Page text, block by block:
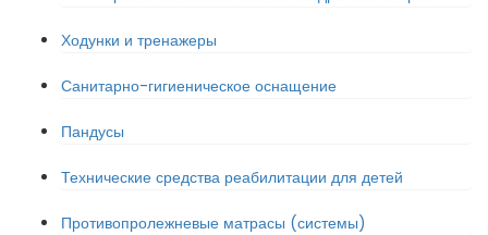
Ходунки и тренажеры
Санитарно-гигиеническое оснащение
Пандусы
Технические средства реабилитации для детей
Противопролежневые матрасы (системы)